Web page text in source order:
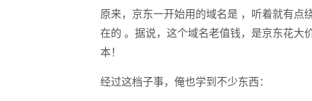
原来，京东一开始用的域名是 ，听着就有点
在的 。据说，这个域名老值钱，是京东花大
本！
经过这档子事，俺也学到不少东西：